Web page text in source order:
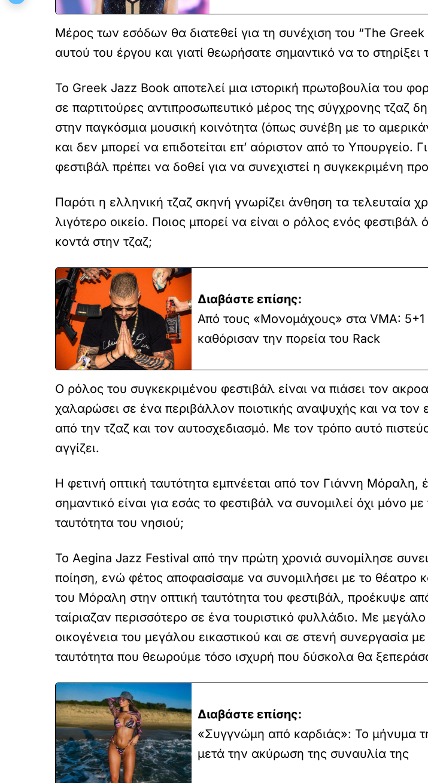
Μέρος των εσόδων θα διατεθεί για τη συνέχιση του “The
αυτού του έργου και γιατί θεωρήσατε σημαντικό να το στηρίξει
Το Greek Jazz Book αποτελεί μια ιστορική πρωτοβουλία του
σε παρτιτούρες αντιπροσωπευτικό μέρος της σύγχρονης τζαζ
στην παγκόσμια μουσική κοινότητα (όπως συνέβη με το
και δεν μπορεί να επιδοτείται επ’ αόριστον από το
φεστιβάλ πρέπει να δοθεί για να συνεχιστεί η συγκεκριμένη
Παρότι η ελληνική τζαζ σκηνή γνωρίζει άνθηση τα τελευταία
λιγότερο οικείο. Ποιος μπορεί να είναι ο ρόλος ενός
κοντά στην τζαζ;
Διαβάστε επίσης:
Από τους «Μονομάχους» στα VMA: 5+1
καθόρισαν την πορεία του Rack
Ο ρόλος του συγκεκριμένου φεστιβάλ είναι να πιάσει τον
χαλαρώσει σε ένα περιβάλλον ποιοτικής αναψυχής και να τον
από την τζαζ και τον αυτοσχεδιασμό. Με τον τρόπο αυτό
αγγίζει.
Η φετινή οπτική ταυτότητα εμπνέεται από τον Γιάννη
σημαντικό είναι για εσάς το φεστιβάλ να συνομιλεί όχι μόνο
ταυτότητα του νησιού;
Το Aegina Jazz Festival από την πρώτη χρονιά συνομίλησε
ποίηση, ενώ φέτος αποφασίσαμε να συνομιλήσει με το θέατρο
του Μόραλη στην οπτική ταυτότητα του φεστιβάλ, προέκυψε
ταίριαζαν περισσότερο σε ένα τουριστικό φυλλάδιο. Με
οικογένεια του μεγάλου εικαστικού και σε στενή συνεργασία
ταυτότητα που θεωρούμε τόσο ισχυρή που δύσκολα θα
Διαβάστε επίσης:
«Συγγνώμη από καρδιάς»: Το μήνυμα
μετά την ακύρωση της συναυλία της